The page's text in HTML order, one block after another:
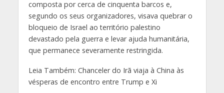
composta por cerca de cinquenta barcos e,
segundo os seus organizadores, visava quebrar o
bloqueio de Israel ao território palestino
devastado pela guerra e levar ajuda humanitária,
que permanece severamente restringida.
Leia Também: Chanceler do Irã viaja à China às
vésperas de encontro entre Trump e Xi